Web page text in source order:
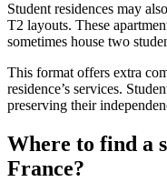
Student residences may
T2 layouts. These
sometimes house two
This format offers extra
residence’s services.
preserving their
Where to find a
France?